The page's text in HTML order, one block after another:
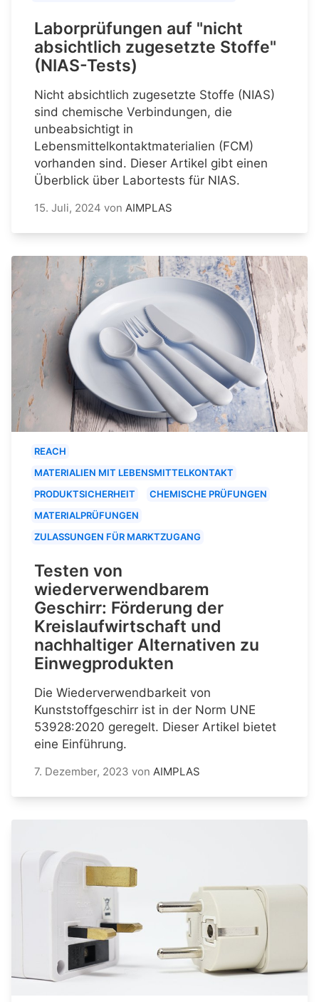
Laborprüfungen auf "nicht
absichtlich zugesetzte Stoffe"
(NIAS-Tests)
Nicht absichtlich zugesetzte Stoffe (NIAS)
sind chemische Verbindungen, die
unbeabsichtigt in
Lebensmittelkontaktmaterialien (FCM)
vorhanden sind. Dieser Artikel gibt einen
Überblick über Labortests für NIAS.
15. Juli, 2024 von AIMPLAS
REACH
MATERIALIEN MIT LEBENSMITTELKONTAKT
PRODUKTSICHERHEIT
CHEMISCHE PRÜFUNGEN
MATERIALPRÜFUNGEN
ZULASSUNGEN FÜR MARKTZUGANG
Testen von
wiederverwendbarem
Geschirr: Förderung der
Kreislaufwirtschaft und
nachhaltiger Alternativen zu
Einwegprodukten
Die Wiederverwendbarkeit von
Kunststoffgeschirr ist in der Norm UNE
53928:2020 geregelt. Dieser Artikel bietet
eine Einführung.
7. Dezember, 2023 von AIMPLAS